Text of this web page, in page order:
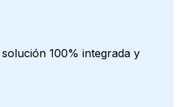
100% integrada y